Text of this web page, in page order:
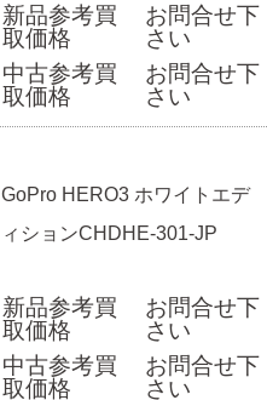
新品参考買
取価格
お問合せ下
さい
中古参考買
取価格
お問合せ下
さい
GoPro HERO3 ホワイトエデ
ィションCHDHE-301-JP
新品参考買
取価格
お問合せ下
さい
中古参考買
取価格
お問合せ下
さい